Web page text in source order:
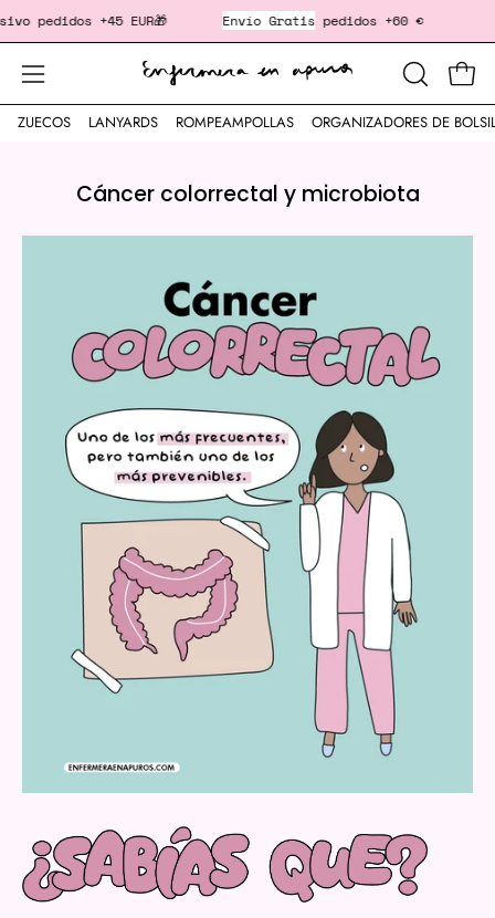
Saltar
al
contenido
pedidos +45 EUR🎁 Envío Gratispedidos +60 €
Abrir
menú
ABRIR
BARRA
ZUECOS LANYARDS ROMPEAMPOLLAS ORGANIZADORES DE
Cáncer colorrectal y microbiota